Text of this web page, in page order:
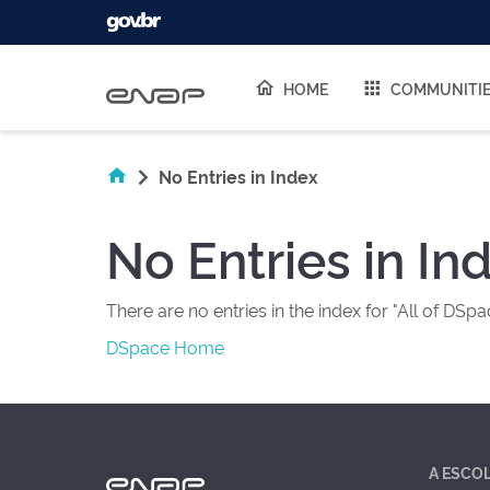
HOME
No Entries in Index
No Entries in
There are no entries in the index for "All of
DSpace Home
A